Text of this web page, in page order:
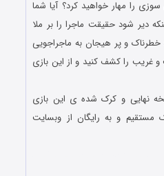
را مهار خواهید کرد؟ آیا شما
دیر شود حقیقت ماجرا را بر ملا
خطرناک و پر هیجان به ماجراجویی
و غریب را کشف کنید و از این بازی
نهایی و کرک شده ی این بازی
مستقیم و به رایگان از وبسایت